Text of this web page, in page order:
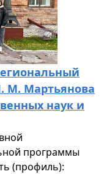
М. Мартьянова
наук и
программы
(профиль):